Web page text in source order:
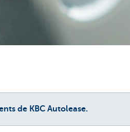
de KBC Autolease.